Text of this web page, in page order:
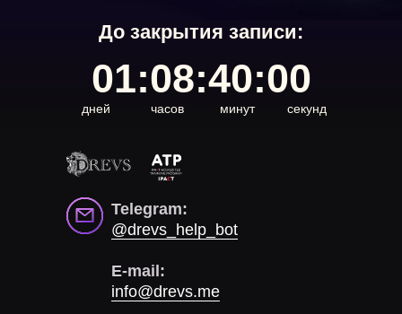
01:08:40:00
До закрытия записи:
дней часов минут секунд
Telegram:
@drevs_help_bot
E-mail:
info@drevs.me